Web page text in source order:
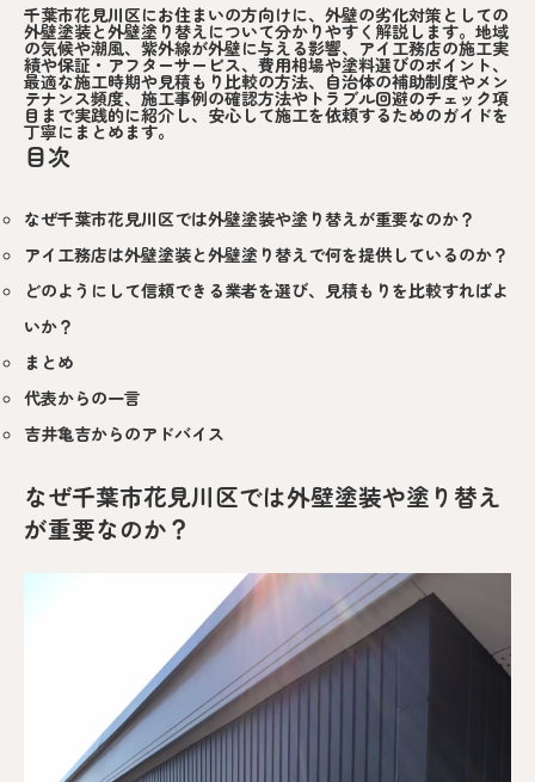
千葉市花見川区にお住まいの方向けに、外壁の劣化対策としての
外壁塗装と外壁塗り替えについて分かりやすく解説します。地域
の気候や潮風、紫外線が外壁に与える影響、アイ工務店の施工実
績や保証・アフターサービス、費用相場や塗料選びのポイント、
最適な施工時期や見積もり比較の方法、自治体の補助制度やメン
テナンス頻度、施工事例の確認方法やトラブル回避のチェック項
目まで実践的に紹介し、安心して施工を依頼するためのガイドを
丁寧にまとめます。
目次
なぜ千葉市花見川区では外壁塗装や塗り替えが重要なのか？
アイ工務店は外壁塗装と外壁塗り替えで何を提供しているのか？
どのようにして信頼できる業者を選び、見積もりを比較すればよ
いか？
まとめ
代表からの一言
吉井亀吉からのアドバイス
なぜ千葉市花見川区では外壁塗装や塗り替え
が重要なのか？